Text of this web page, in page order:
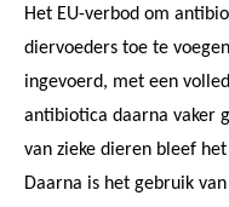
Het EU-verbod om
diervoeders toe te
ingevoerd, met een
antibiotica daarna vaker
van zieke dieren bleef
Daarna is het gebruik